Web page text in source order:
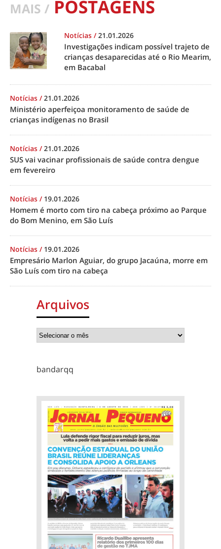
MAIS / POSTAGENS
Notícias /21.01.2026
Investigações indicam possível trajeto de
crianças desaparecidas até o Rio Mearim,
em Bacabal
Notícias /21.01.2026
Ministério aperfeiçoa monitoramento de saúde de
crianças indígenas no Brasil
Notícias /21.01.2026
SUS vai vacinar profissionais de saúde contra dengue
em fevereiro
Notícias / 19.01.2026
Homem é morto com tiro na cabeça próximo ao Parque
do Bom Menino, em São Luís
Notícias / 19.01.2026
Empresário Marlon Aguiar, do grupo Jacaúna, morre em
São Luís com tiro na cabeça
Arquivos
bandarqq